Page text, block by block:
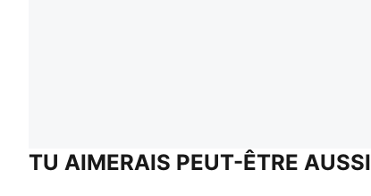
TU AIMERAIS PEUT-ÊTRE AUSSI